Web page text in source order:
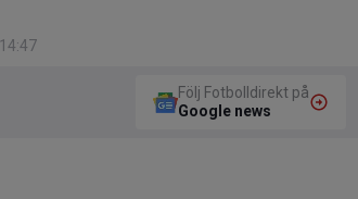
Följ Fotbolldirekt på
Google news